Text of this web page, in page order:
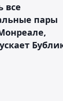
все
пары